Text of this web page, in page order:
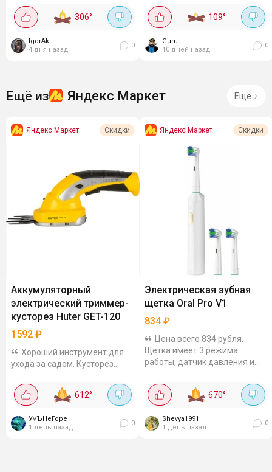
патроном. В комплекте идут 2
аккумулятора и зарядное
совместим с...
306°
IgorAk
4 дня назад
0
резиновыми вставками, сдув
опилок Лобзик режет и...
109°
Guru
10 дней назад
0
Ещё из Яндекс Маркет Ещё
Яндекс Маркет Скидки
Аккумуляторный
электрический триммер-
кусторез Huter GET-120
1592 ₽
Хороший инструмент для
ухода за садом. Кусторез
ёмкостью 1.5 Ач, имеет 2
сменных ножа для ухода за
кусты диаметром...
612°
УмЪНеГоре
1 день назад
0
Яндекс Маркет Скидки
Электрическая зубная
щетка Oral Pro V1
834₽
Цена всего 834 рубля.
Щётка имеет 3 режима
работы, датчик давления и
более эффективной и
безопасной.
Антибактериальная щетина
DuPont, есть...
670°
Shevya1991
1 день назад
0